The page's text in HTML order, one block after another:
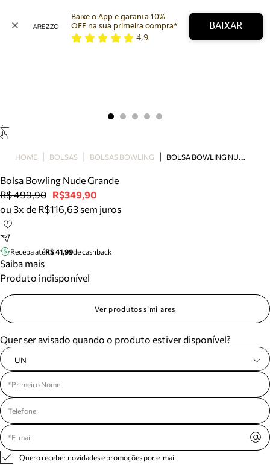
Bolsa
Tamanco
Tênis
Mule
Tire dúvidas sobre pedidos, devoluções e mais.
Meus pedidos
Acompanhe seus pedidos e solicite devoluções.
Baixe o App e garanta 10%
OFF na sua primeira compra*
4,9
BAIXAR
HOME BOLSAS BOLSAS BOWLING B
OLSA BOWLING NUDE GRANDE
Bolsa Bowling Nude Grande
R$ 499,90 R$349,90
ou 3x de R$116,63 sem juros
Receba atéR$ 41,99de cashback
Saiba mais
Produto indisponível
Ver produtos similares
Quer ser avisado quando o produto estiver disponível?
UN
Quero receber novidades e promoções por e-mail